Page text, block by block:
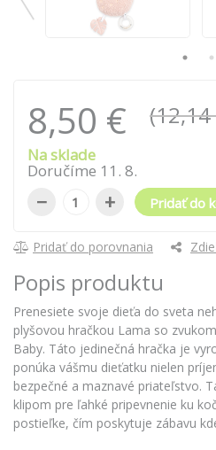
8,50 € (12,14
Na sklade
Doručíme 11 . 8.
− + Pridať do
Pridať do porovnania
Popis produktu
Prenesiete svoje dieťa do sveta
plyšovou hračkou Lama so
Baby. Táto jedinečná hračka je
ponúka vášmu dieťatku nielen
bezpečné a maznavé priateľstvo.
klipom pre ľahké pripevnenie ku
postieľke, čím poskytuje zábavu